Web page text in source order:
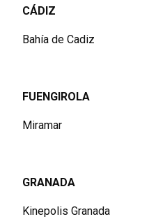
CÁDIZ
Bahía de Cadiz
FUENGIROLA
Miramar
GRANADA
Kinepolis Granada